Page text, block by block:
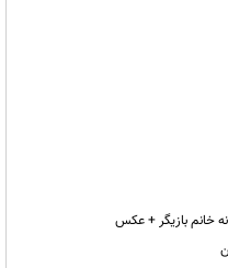
خانم بازیگر + عکس